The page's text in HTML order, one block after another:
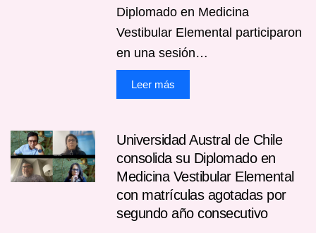
Diplomado en Medicina
Vestibular Elemental participaron
en una sesión…
Leer más
Universidad Austral de Chile
consolida su Diplomado en
Medicina Vestibular Elemental
con matrículas agotadas por
segundo año consecutivo